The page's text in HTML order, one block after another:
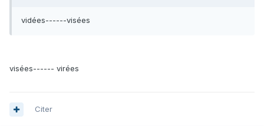
vidées------visées
visées------ virées
Citer